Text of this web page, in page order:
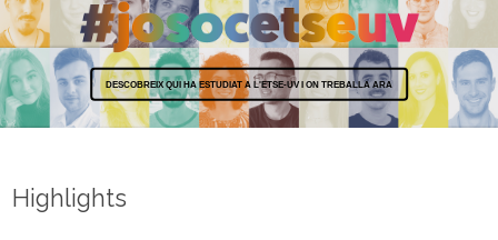
DESCOBREIX QUI HA ESTUDIAT A L'ETSE-UV I ON TREBALLA ARA
Highlights